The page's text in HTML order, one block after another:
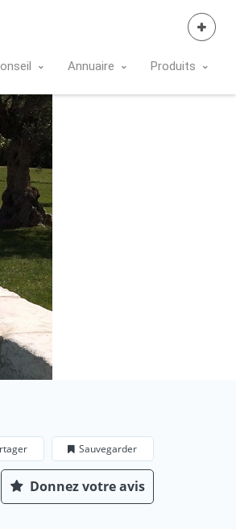
Annuaire Produits
Sauvegarder
Donnez votre avis